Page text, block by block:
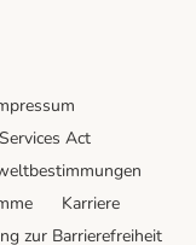
Act
Karriere
zur Barrierefreiheit